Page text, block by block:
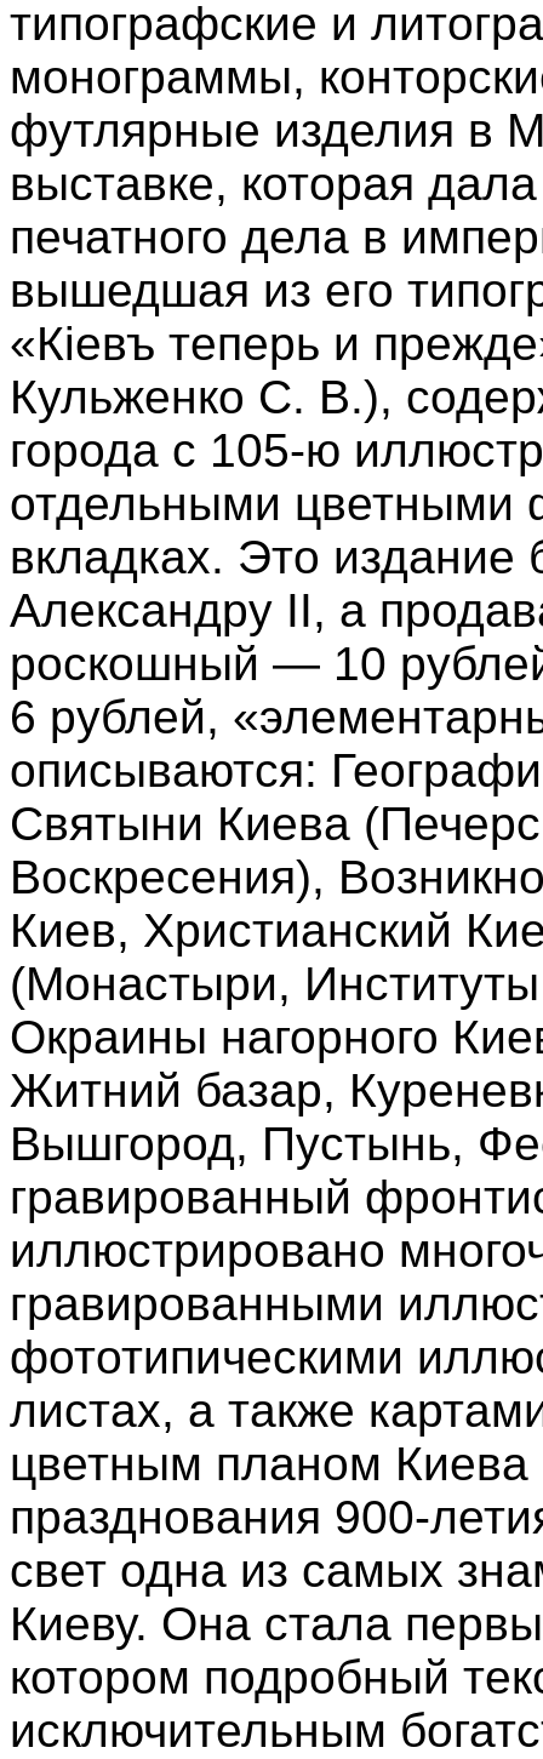
типографские и
монограммы,
футлярные изделия в
выставке, которая
печатного дела в
вышедшая из его
«Кіевъ теперь и
Кульженко С. В.),
города с 105-ю
отдельными цветными
вкладках. Это
Александру II, а
роскошный — 10
6 рублей,
описываются:
Святыни Киева
Воскресения),
Киев, Христианский
(Монастыри,
Окраины нагорного
Житний базар,
Вышгород, Пустынь,
гравированный
иллюстрировано
гравированными
фототипическими
листах, а также
цветным планом Киева
празднования 900-
свет одна из самых
Киеву. Она стала
котором подробный
исключительным